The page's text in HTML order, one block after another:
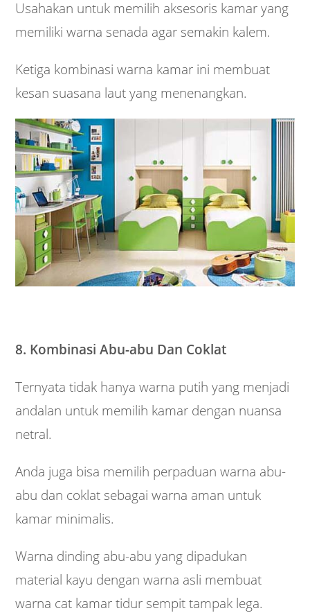
Usahakan untuk memilih aksesoris kamar yang
memiliki warna senada agar semakin kalem.
Ketiga kombinasi warna kamar ini membuat
kesan suasana laut yang menenangkan.
8. Kombinasi Abu-abu Dan Coklat
Ternyata tidak hanya warna putih yang menjadi
andalan untuk memilih kamar dengan nuansa
netral.
Anda juga bisa memilih perpaduan warna abu-
abu dan coklat sebagai warna aman untuk
kamar minimalis.
Warna dinding abu-abu yang dipadukan
material kayu dengan warna asli membuat
warna cat kamar tidur sempit tampak lega.